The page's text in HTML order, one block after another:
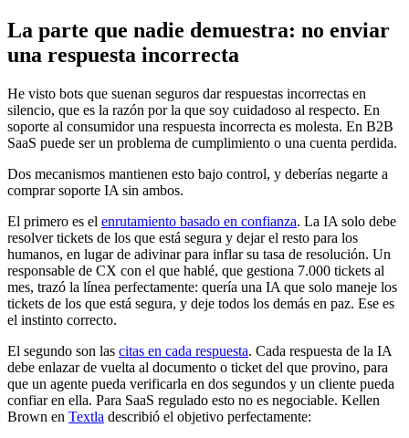
La parte que nadie demuestra: no enviar
una respuesta incorrecta
He visto bots que suenan seguros dar respuestas incorrectas en
silencio, que es la razón por la que soy cuidadoso al respecto. En
soporte al consumidor una respuesta incorrecta es molesta. En B2B
SaaS puede ser un problema de cumplimiento o una cuenta perdida.
Dos mecanismos mantienen esto bajo control, y deberías negarte a
comprar soporte IA sin ambos.
El primero es el enrutamiento basado en confianza. La IA solo debe
resolver tickets de los que está segura y dejar el resto para los
humanos, en lugar de adivinar para inflar su tasa de resolución. Un
responsable de CX con el que hablé, que gestiona 7.000 tickets al
mes, trazó la línea perfectamente: quería una IA que solo maneje los
tickets de los que está segura, y deje todos los demás en paz. Ese es
el instinto correcto.
El segundo son las citas en cada respuesta. Cada respuesta de la IA
debe enlazar de vuelta al documento o ticket del que provino, para
que un agente pueda verificarla en dos segundos y un cliente pueda
confiar en ella. Para SaaS regulado esto no es negociable. Kellen
Brown en Textla describió el objetivo perfectamente: